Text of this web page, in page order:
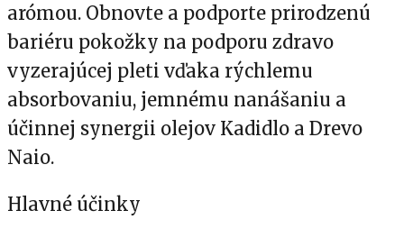
arómou. Obnovte a podporte prirodzenú
bariéru pokožky na podporu zdravo
vyzerajúcej pleti vďaka rýchlemu
absorbovaniu, jemnému nanášaniu a
účinnej synergii olejov Kadidlo a Drevo
Naio.
Hlavné účinky